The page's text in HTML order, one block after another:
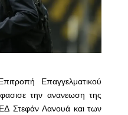
Επαγγελματικού
την ανανεωση της
Στεφάν Λανουά και των